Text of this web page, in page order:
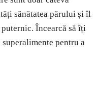
sănătatea părului și îl
Încearcă să îți
pentru a